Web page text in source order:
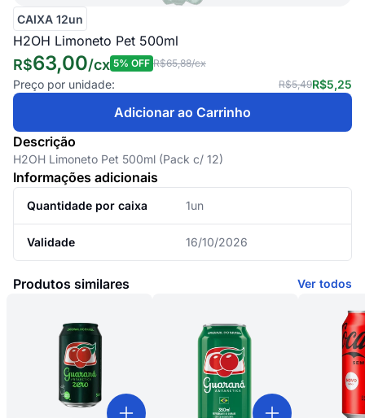
Descrição
H2OH Limoneto Pet 500ml (Pack c/ 12)
Informações adicionais
Quantidade por caixa 1un
Validade 16/10/2026
CAIXA 12un
H2OH Limoneto Pet 500ml
R$63,00/cx 5% OFF R$65,88/cx
Preço por unidade: R$5,49R$5,25
Adicionar ao Carrinho
Produtos similares Ver todos